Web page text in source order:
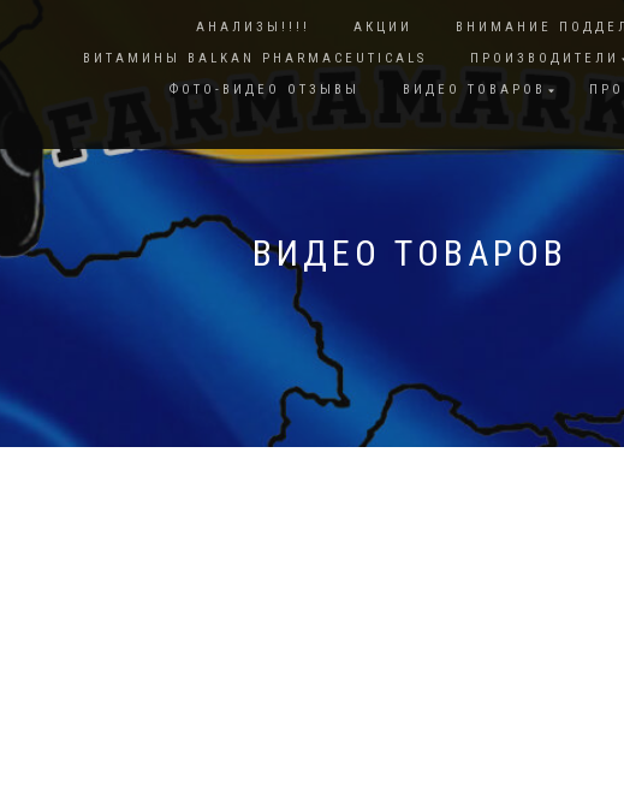
АНАЛИЗЫ!!!! АКЦИИ ВНИМАНИЕ
ВИТАМИНЫ BALKAN PHARMACEUTICALS
ПРОИЗВОДИТЕЛИ
ФОТО-ВИДЕО ОТЗЫВЫ
ВИДЕО ТОВАРОВ
ВИДЕО ТОВАРОВ